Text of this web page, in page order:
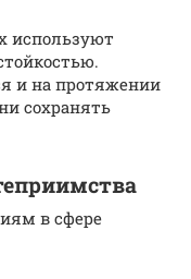
используют
и на протяжении
сохранять
в сфере